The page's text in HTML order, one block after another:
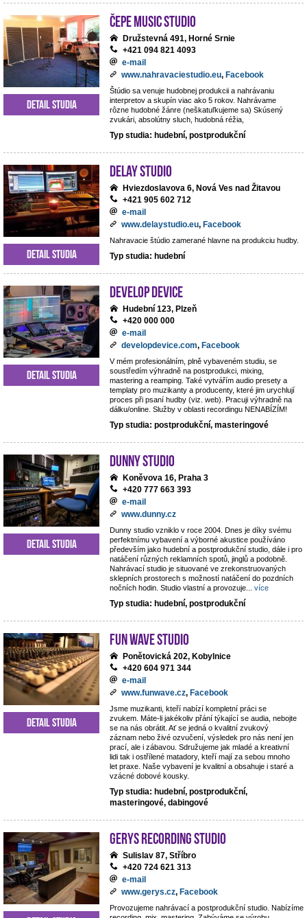
ČePE MUSIC Studio
Družstevná 491, Horné Srnie
+421 094 821 4093
e-mail
www.nahravaciestudio.eu, Facebook
Štúdio sa venuje hudobnej produkcii a nahrávaniu
interpretov a skupín viac ako 5 rokov. Nahrávame
rôzne hudobné žánre (neškatuľkujeme sa) Skúsený
zvukári, absolútny sluch, hudobná réžia,
Typ studia: hudební, postprodukční
Detail studia
DeLay studio
Hviezdoslavova 6, Nová Ves nad Žitavou
+421 905 602 712
e-mail
www.delaystudio.eu, Facebook
Nahravacie štúdio zamerané hlavne na produkciu hudby.
Typ studia: hudební
Detail studia
Develop Device
Hudební 123, Plzeň
+420 000 000
e-mail
developdevice.com, Facebook
V mém profesionálním, plně vybaveném studiu, se
soustředím výhradně na postprodukci, mixing,
mastering a reamping. Také vytvářím audio presety a
templaty pro muzikanty a producenty, které jim urychlují
proces při psaní hudby (viz. web). Pracuji výhradně na
dálku/online. Služby v oblasti recordingu NENABÍZÍM!
Typ studia: postprodukční, masteringové
Detail studia
Dunny studio
Koněvova 16, Praha 3
+420 777 663 393
e-mail
www.dunny.cz
Dunny studio vzniklo v roce 2004. Dnes je díky svému
perfektnímu vybavení a výborné akustice používáno
především jako hudební a postprodukční studio, dále i pro
natáčení různých reklamních spotů, jinglů a podobně.
Nahrávací studio je situované ve zrekonstruovaných
sklepních prostorech s možností natáčení do pozdních
nočních hodin. Studio vlastní a provozuje
více
Typ studia: hudební, postprodukční
Detail studia
Fun Wave Studio
Ponětovická 202, Kobylnice
+420 604 971 344
e-mail
www.funwave.cz, Facebook
Jsme muzikanti, kteří nabízí kompletní práci se
zvukem. Máte-li jakékoliv přání týkající se audia, nebojte
se na nás obrátit. Ať se jedná o kvalitní zvukový
záznam nebo živé ozvučení, výsledek pro nás není jen
prací, ale i zábavou. Sdružujeme jak mladé a kreativní
lidi tak i ostřílené matadory, kteří mají za sebou mnoho
let praxe. Naše vybavení je kvalitní a obsahuje i staré a
vzácné dobové kousky.
Typ studia: hudební, postprodukční,
masteringové, dabingové
Detail studia
Gerys Recording Studio
Sulislav 87, Stříbro
+420 724 621 313
e-mail
www.gerys.cz, Facebook
Provozujeme nahrávací a postprodukční studio. Nabízíme